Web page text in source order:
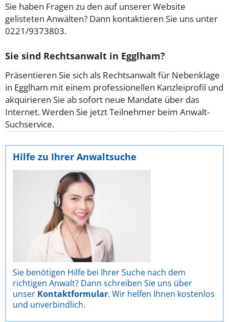
Sie haben Fragen zu den auf unserer Website
gelisteten Anwälten? Dann kontaktieren Sie uns unter
0221/9373803.
Sie sind Rechtsanwalt in Egglham?
Präsentieren Sie sich als Rechtsanwalt für Nebenklage
in Egglham mit einem professionellen Kanzleiprofil und
akquirieren Sie ab sofort neue Mandate über das
Internet. Werden Sie jetzt Teilnehmer beim Anwalt-
Suchservice.
Hilfe zu Ihrer Anwaltsuche
Sie benötigen Hilfe bei Ihrer Suche nach dem
richtigen Anwalt? Dann schreiben Sie uns über
unser Kontaktformular. Wir helfen Ihnen kostenlos
und unverbindlich.